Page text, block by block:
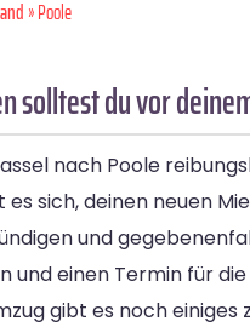
» Poole
solltest du vor
nach Poole
sich, deinen neuen
und
und einen Termin für
gibt es noch